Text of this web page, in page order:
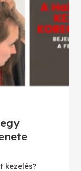
kezelés?